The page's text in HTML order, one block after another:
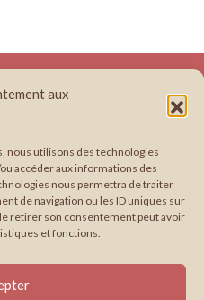
aux
nous utilisons des technologies
accéder aux informations des
nous permettra de traiter
de navigation ou les ID uniques sur
retirer son consentement peut avoir
et fonctions.
illustrée en Occitanie.
?
Graphisme
: Formule framboise
Mon compte
Paiement
Formule chocolat
Politique de confidentialité
Support imprimé
Web
: Formule mangue